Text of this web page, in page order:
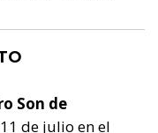
Son de
de julio en el